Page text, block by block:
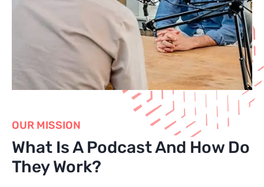
OUR MISSION
What Is A Podcast And How Do
They Work?